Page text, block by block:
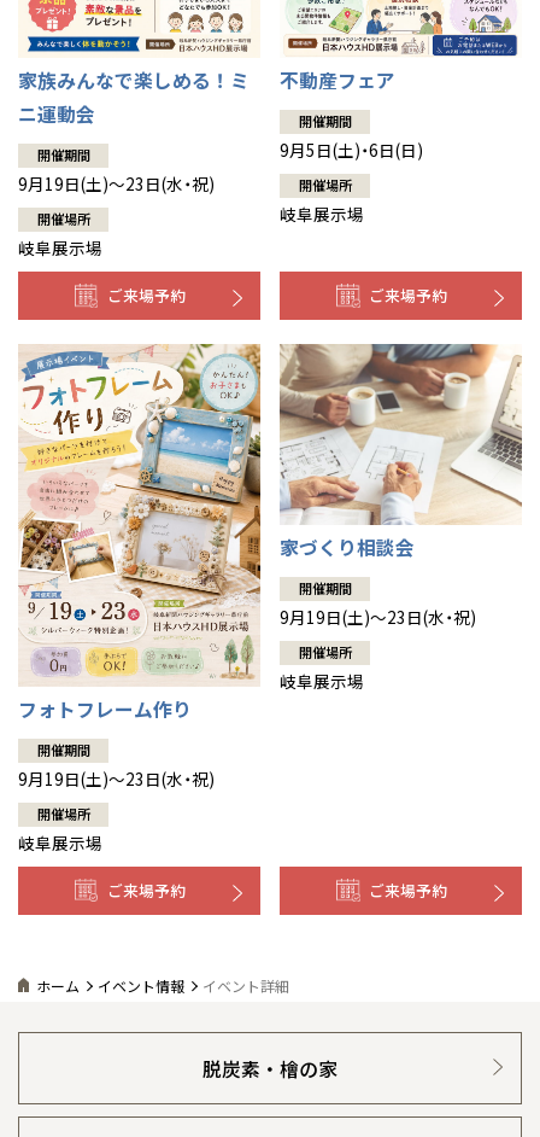
家族みんなで楽しめる！ミ
ニ運動会
開催期間
9月19日(土)～23日(水・祝)
開催場所
岐阜展示場
ご来場予約
不動産フェア
開催期間
9月5日(土)・6日(日)
開催場所
岐阜展示場
ご来場予約
フォトフレーム作り
開催期間
9月19日(土)～23日(水・祝)
開催場所
岐阜展示場
ご来場予約
家づくり相談会
開催期間
9月19日(土)～23日(水・祝)
開催場所
岐阜展示場
ご来場予約
ホーム イベント情報 イベント詳細
脱炭素・檜の家